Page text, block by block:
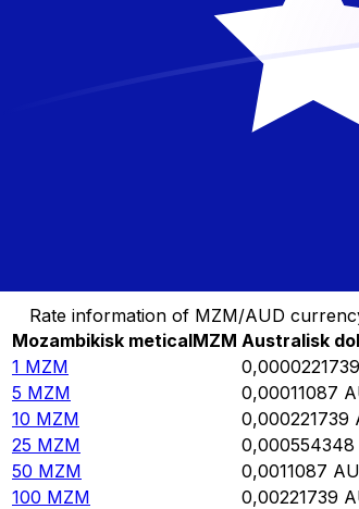
225 490 MZM
450 980
1 127 450
2 254 900
4 509 800 MZM
Rate information of MZM/AUD
Mozambikisk meticalMZM Australisk
1 MZM 0,0000221739
5 MZM 0,00011087
10 MZM 0,000221739
25 MZM 0,000554348
50 MZM 0,0011087
100 MZM 0,00221739